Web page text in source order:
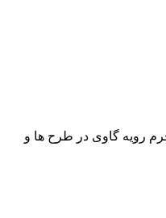
رویه گاوی در طرح ها و